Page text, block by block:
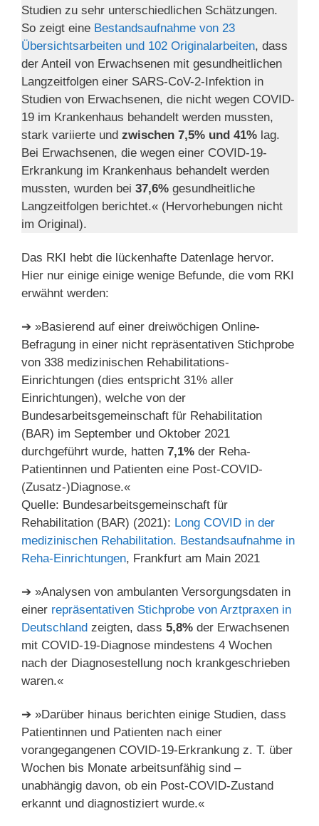
Studien zu sehr unterschiedlichen Schätzungen.
So zeigt eine Bestandsaufnahme von 23
Übersichtsarbeiten und 102 Originalarbeiten, dass
der Anteil von Erwachsenen mit gesundheitlichen
Langzeitfolgen einer SARS-CoV-2-Infektion in
Studien von Erwachsenen, die nicht wegen COVID-
19 im Krankenhaus behandelt werden mussten,
stark variierte und zwischen 7,5% und 41% lag.
Bei Erwachsenen, die wegen einer COVID-19-
Erkrankung im Krankenhaus behandelt werden
mussten, wurden bei 37,6% gesundheitliche
Langzeitfolgen berichtet.« (Hervorhebungen nicht
im Original).
Das RKI hebt die lückenhafte Datenlage hervor.
Hier nur einige einige wenige Befunde, die vom RKI
erwähnt werden:
➔ »Basierend auf einer dreiwöchigen Online-
Befragung in einer nicht repräsentativen Stichprobe
von 338 medizinischen Rehabilitations-
Einrichtungen (dies entspricht 31% aller
Einrichtungen), welche von der
Bundesarbeitsgemeinschaft für Rehabilitation
(BAR) im September und Oktober 2021
durchgeführt wurde, hatten 7,1% der Reha-
Patientinnen und Patienten eine Post-COVID-
(Zusatz-)Diagnose.«
Quelle: Bundesarbeitsgemeinschaft für
Rehabilitation (BAR) (2021): Long COVID in der
medizinischen Rehabilitation. Bestandsaufnahme in
Reha-Einrichtungen, Frankfurt am Main 2021
➔ »Analysen von ambulanten Versorgungsdaten in
einer repräsentativen Stichprobe von Arztpraxen in
Deutschland zeigten, dass 5,8% der Erwachsenen
mit COVID-19-Diagnose mindestens 4 Wochen
nach der Diagnosestellung noch krankgeschrieben
waren.«
➔ »Darüber hinaus berichten einige Studien, dass
Patientinnen und Patienten nach einer
vorangegangenen COVID-19-Erkrankung z. T. über
Wochen bis Monate arbeitsunfähig sind –
unabhängig davon, ob ein Post-COVID-Zustand
erkannt und diagnostiziert wurde.«